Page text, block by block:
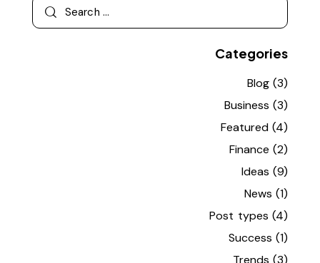
Categories
Blog (3)
Business (3)
Featured (4)
Finance (2)
Ideas (9)
News (1)
Post types (4)
Success (1)
Trends (3)